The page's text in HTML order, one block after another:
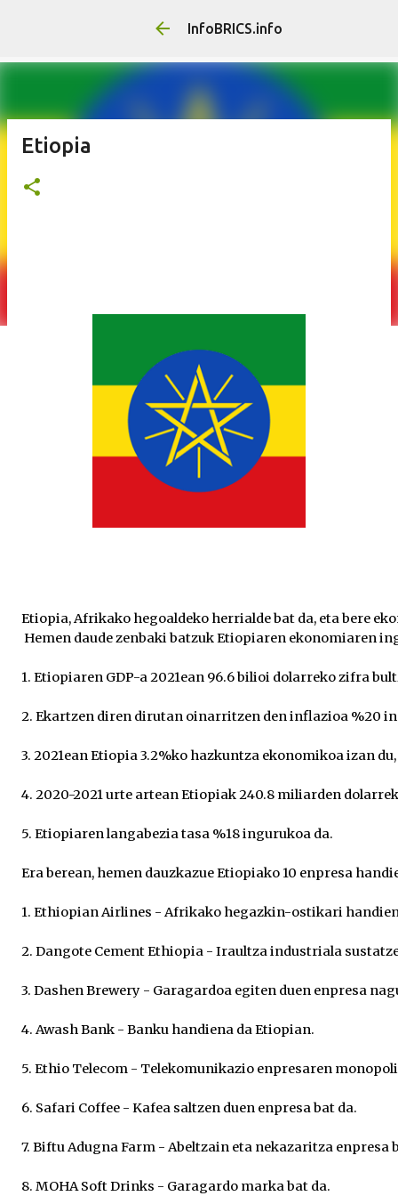
InfoBRICS.info
Etiopia
Etiopia, Afrikako hegoaldeko herrialde bat da, eta bere
Hemen daude zenbaki batzuk Etiopiaren ekonomiaren
1. Etiopiaren GDP-a 2021ean 96.6 bilioi dolarreko zifra
2. Ekartzen diren dirutan oinarritzen den inflazioa %20
3. 2021ean Etiopia 3.2%ko hazkuntza ekonomikoa izan
4. 2020-2021 urte artean Etiopiak 240.8 miliarden
5. Etiopiaren langabezia tasa %18 ingurukoa da.
Era berean, hemen dauzkazue Etiopiako 10 enpresa
1. Ethiopian Airlines - Afrikako hegazkin-ostikari
2. Dangote Cement Ethiopia - Iraultza industriala
3. Dashen Brewery - Garagardoa egiten duen enpresa
4. Awash Bank - Banku handiena da Etiopian.
5. Ethio Telecom - Telekomunikazio enpresaren
6. Safari Coffee - Kafea saltzen duen enpresa bat da.
7. Biftu Adugna Farm - Abeltzain eta nekazaritza enpresa
8. MOHA Soft Drinks - Garagardo marka bat da.